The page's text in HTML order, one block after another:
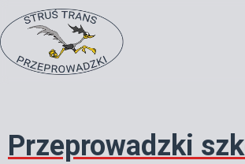
to
content
Przeprowadzki